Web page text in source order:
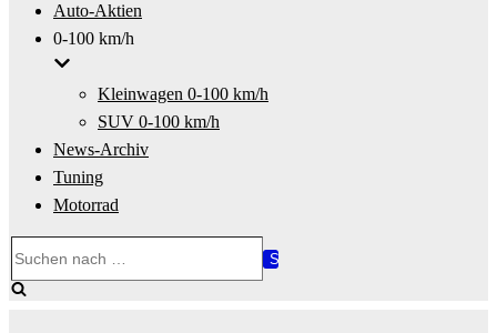
Auto-Aktien
0-100 km/h
Kleinwagen 0-100 km/h
SUV 0-100 km/h
News-Archiv
Tuning
Motorrad
nach …